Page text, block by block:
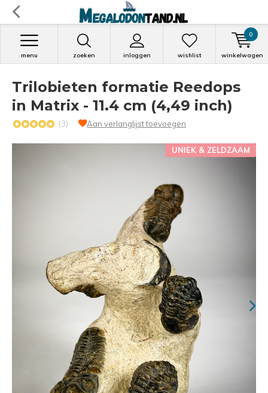
zoeken inloggen
menu wishlist winkelwagen
0
Trilobieten formatie Reedops
in Matrix - 11.4 cm (4,49 inch)
(3) Aan verlanglijst toevoegen
UNIEK & ZELDZAAM